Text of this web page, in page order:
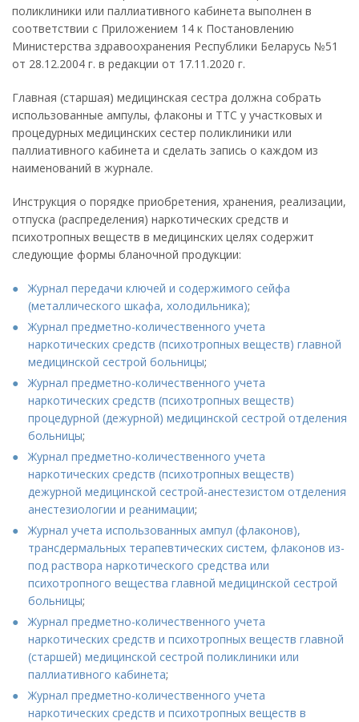
поликлиники или паллиативного кабинета выполнен в
соответствии с Приложением 14 к Постановлению
Министерства здравоохранения Республики Беларусь №51
от 28.12.2004 г. в редакции от 17.11.2020 г.
Главная (старшая) медицинская сестра должна собрать
использованные ампулы, флаконы и ТТС у участковых и
процедурных медицинских сестер поликлиники или
паллиативного кабинета и сделать запись о каждом из
наименований в журнале.
Инструкция о порядке приобретения, хранения, реализации,
отпуска (распределения) наркотических средств и
психотропных веществ в медицинских целях содержит
следующие формы бланочной продукции:
Журнал передачи ключей и содержимого сейфа
(металлического шкафа, холодильника);
Журнал предметно-количественного учета
наркотических средств (психотропных веществ) главной
медицинской сестрой больницы;
Журнал предметно-количественного учета
наркотических средств (психотропных веществ)
процедурной (дежурной) медицинской сестрой отделения
больницы;
Журнал предметно-количественного учета
наркотических средств (психотропных веществ)
дежурной медицинской сестрой-анестезистом отделения
анестезиологии и реанимации;
Журнал учета использованных ампул (флаконов),
трансдермальных терапевтических систем, флаконов из-
под раствора наркотического средства или
психотропного вещества главной медицинской сестрой
больницы;
Журнал предметно-количественного учета
наркотических средств и психотропных веществ главной
(старшей) медицинской сестрой поликлиники или
паллиативного кабинета;
Журнал предметно-количественного учета
наркотических средств и психотропных веществ в